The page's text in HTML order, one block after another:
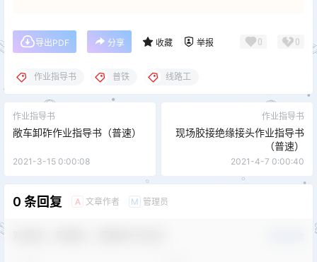
导出PDF 分享 收藏 举报 0 0
作业指导书 普铁 线路工
作业指导书
敞车卸砟作业指导书（普速）
2021-3-15 0:00:08
作业指导书
现场胶接绝缘接头作业指导书
（普速）
2021-4-7 0:00:40
0 条回复 A 文章作者 M 管理员